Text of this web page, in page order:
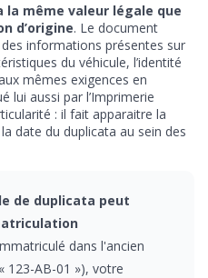
même valeur légale que
d’origine. Le document
des informations présentes sur
du véhicule, l’identité
mêmes exigences en
lui aussi par l’Imprimerie
: il fait apparaitre la
date du duplicata au sein des
de duplicata peut
dans l'ancien
123-AB-01 »), votre